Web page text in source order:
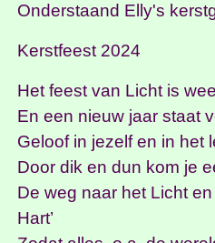
Onderstaand Elly's
Kerstfeest 2024
Het feest van Licht is
En een nieuw jaar staat
Geloof in jezelf en in het
Door dik en dun kom je
De weg naar het Licht en
Hart’